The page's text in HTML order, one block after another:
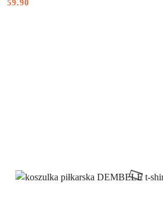
Cena:
59.90